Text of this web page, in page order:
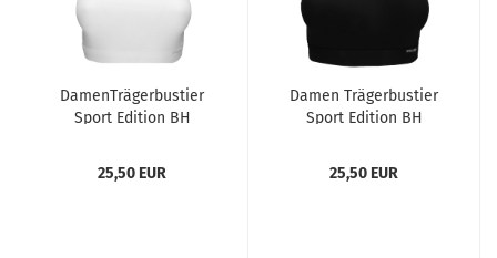
DamenTrägerbustier
Sport Edition BH
von SPEIDEL Farbe
25,50 EUR
Damen Trägerbustier
Sport Edition BH
von SPEIDEL Farbe
25,50 EUR